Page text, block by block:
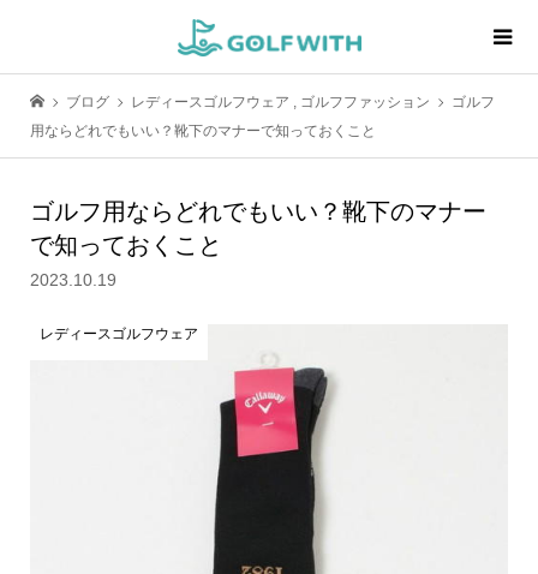
ブログ レディースゴルフウェア , ゴルフファッション
ゴルフ
用ならどれでもいい？靴下のマナーで知っておくこと
ゴルフ用ならどれでもいい？靴下のマナー
で知っておくこと
2023.10.19
レディースゴルフウェア